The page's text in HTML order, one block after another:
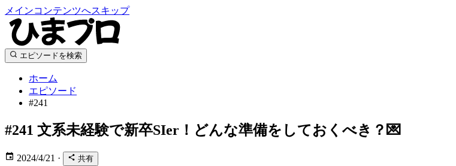
メインコンテンツへスキップ
エピソードを検索
ホーム
エピソード
#241
#241 文系未経験で新卒SIer！どんな準備をしておくべき？💌
2024/4/21 · 共有